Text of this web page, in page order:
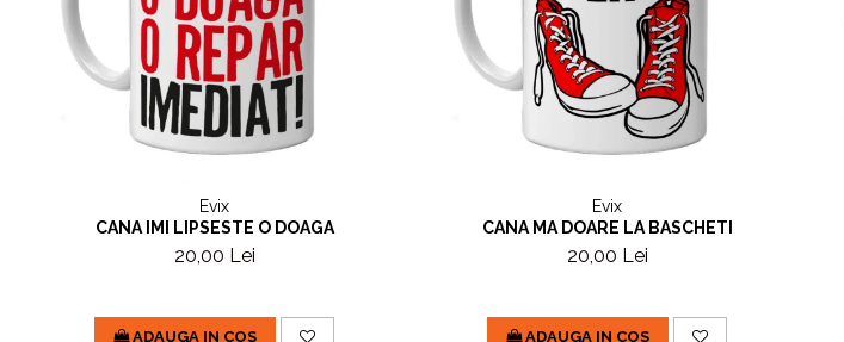
Evix
CANA IMI LIPSESTE O DOAGA
20,00 Lei
ADAUGA IN COS
Evix
CANA MA DOARE LA BASCHETI
20,00 Lei
ADAUGA IN COS